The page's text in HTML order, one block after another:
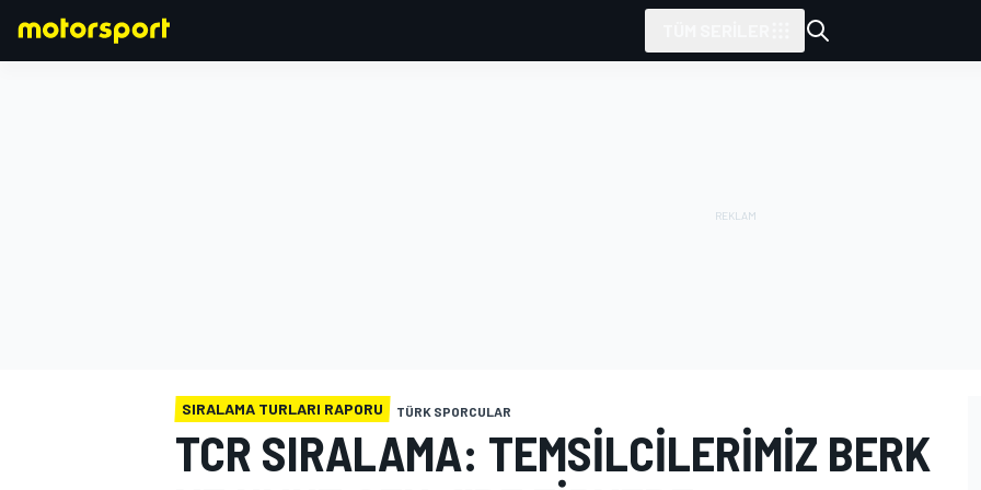
SIRALAMA TURLARI RAPORU TÜRK SPORCULAR
TCR SIRALAMA: TEMSILCILERIMIZ BERK